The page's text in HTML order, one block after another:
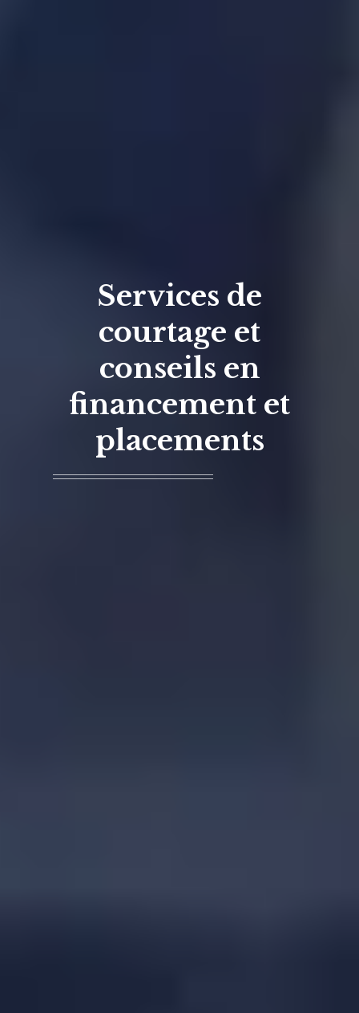
Services de
courtage et
conseils en
financement et
placements